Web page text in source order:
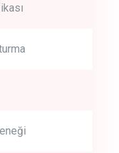
credit card